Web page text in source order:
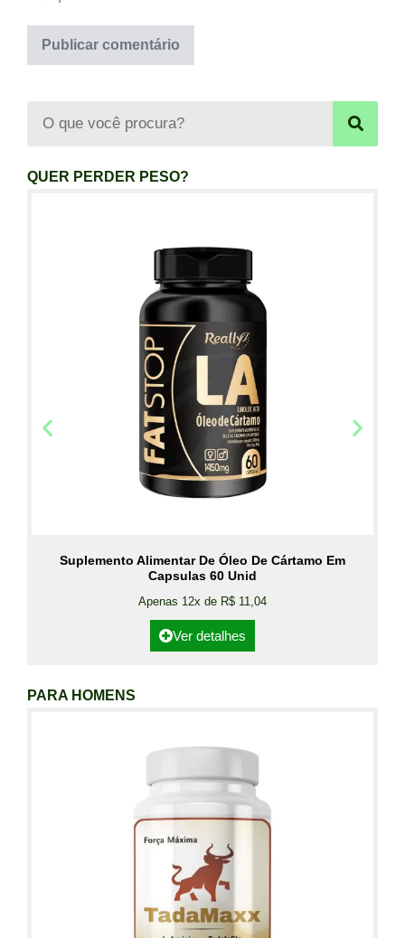
QUER PERDER PESO?
Suplemento Alimentar De Óleo De Cártamo Em
Capsulas 60 Unid
Apenas 12x de R$ 11,04
Ver detalhes
PARA HOMENS